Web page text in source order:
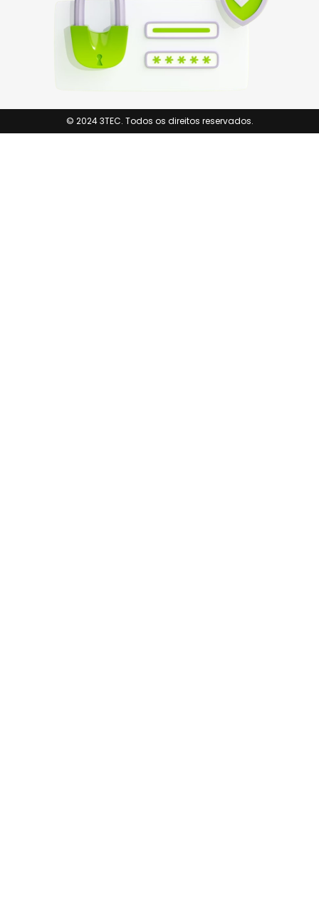
© 2024 3TEC. Todos os direitos reservados.